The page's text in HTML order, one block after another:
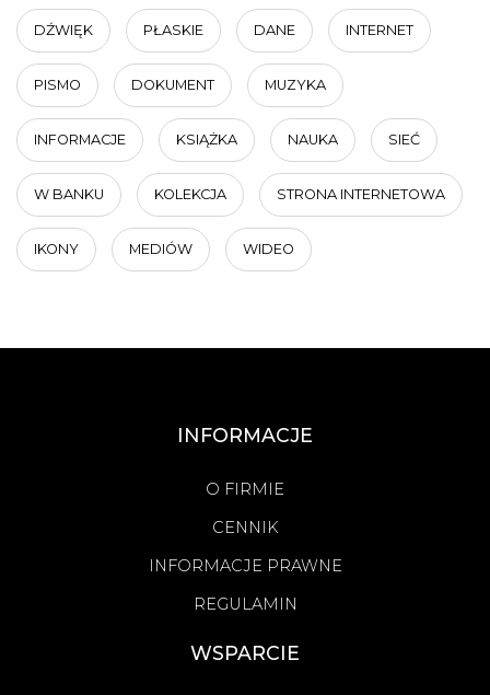
DŹWIĘK PŁASKIE DANE INTERNET
PISMO DOKUMENT MUZYKA
INFORMACJE KSIĄŻKA NAUKA SIEĆ
W BANKU KOLEKCJA STRONA INTERNETOWA
IKONY MEDIÓW WIDEO
INFORMACJE
O FIRMIE
CENNIK
INFORMACJE PRAWNE
REGULAMIN
WSPARCIE